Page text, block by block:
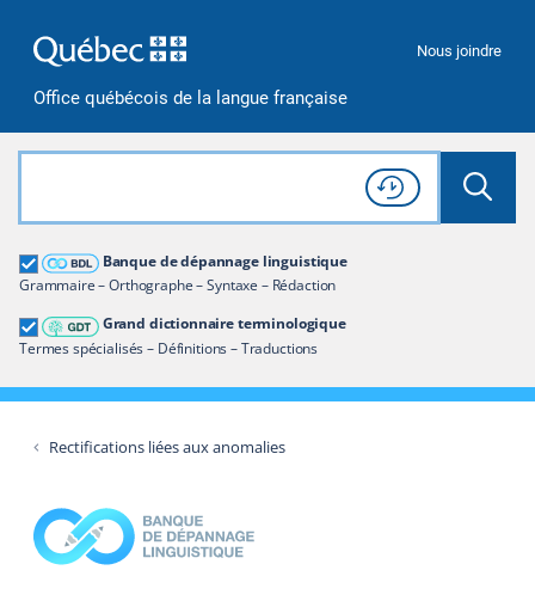
Office québécois de la langue française
Nous joindre
Rechercher dans tout le site
Lancer
Consulter l'
Historique
de recherche
Banque de dépannage linguistique
Grammaire – Orthographe – Syntaxe – Rédaction
Grand dictionnaire terminologique
Termes spécialisés – Définitions – Traductions
Grand dictionnaire terminologique
Restreindre aux termes
Rectifications liées aux anomalies